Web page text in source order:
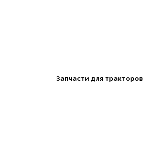
Запчасти для тракторов